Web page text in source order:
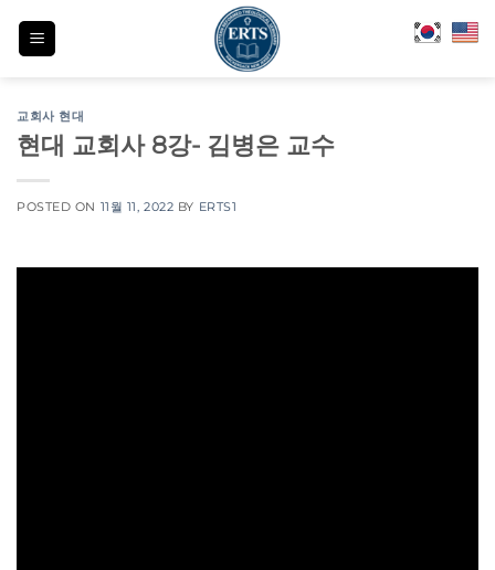
교회사 현대
현대 교회사 8강- 김병은 교수
POSTED ON 11월 11, 2022 BY ERTS1